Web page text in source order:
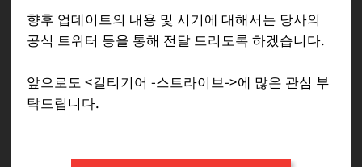
향후 업데이트의 내용 및 시기에 대해서는 당사의
공식 트위터 등을 통해 전달 드리도록 하겠습니다.
앞으로도 <길티기어 -스트라이브->에 많은 관심 부
탁드립니다.